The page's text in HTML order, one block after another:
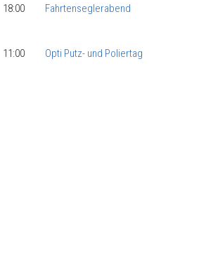
18:00 Fahrtenseglerabend
11:00 Opti Putz- und Poliertag